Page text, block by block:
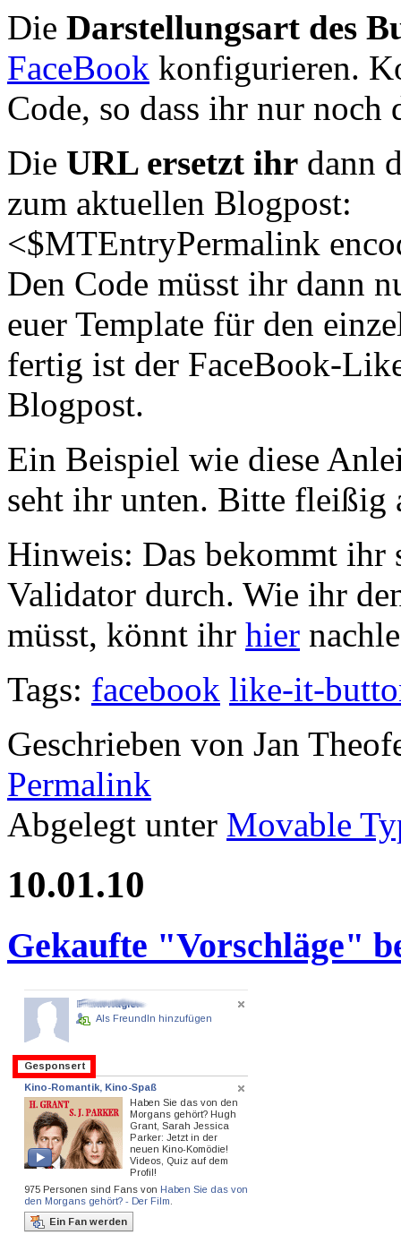
Die Darstellungsart des
FaceBook konfigurieren.
Code, so dass ihr nur noch
Die URL ersetzt ihr dann
zum aktuellen Blogpost:
<$MTEntryPermalink
Den Code müsst ihr dann
euer Template für den
fertig ist der FaceBook-
Blogpost.
Ein Beispiel wie diese
seht ihr unten. Bitte fleißig
Hinweis: Das bekommt
Validator durch. Wie ihr
müsst, könnt ihr hier
Tags: facebook like-it-
Geschrieben von Jan
Permalink
Abgelegt unter Movable
10.01.10
Gekaufte "Vorschläge"